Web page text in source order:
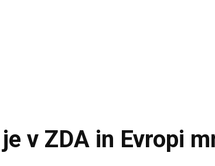
v ZDA in Evropi